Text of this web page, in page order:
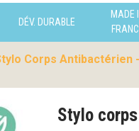
DÉV. DURABLE
MADE
Corps Antibactérien
Stylo